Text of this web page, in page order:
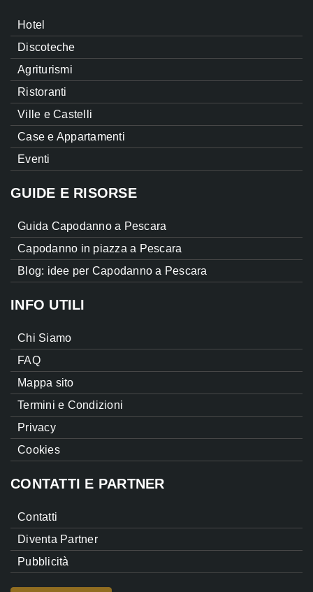
Hotel
Discoteche
Agriturismi
Ristoranti
Ville e Castelli
Case e Appartamenti
Eventi
GUIDE E RISORSE
Guida Capodanno a Pescara
Capodanno in piazza a Pescara
Blog: idee per Capodanno a Pescara
INFO UTILI
Chi Siamo
FAQ
Mappa sito
Termini e Condizioni
Privacy
Cookies
CONTATTI E PARTNER
Contatti
Diventa Partner
Pubblicità